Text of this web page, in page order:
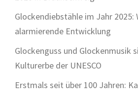
Glockendiebstähle im Jahr 2025:
alarmierende Entwicklung
Glockenguss und Glockenmusik
Kulturerbe der UNESCO
Erstmals seit über 100 Jahren: